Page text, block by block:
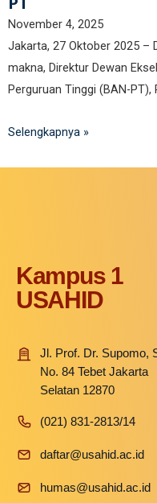
November 4, 2025
Jakarta, 27 Oktober 2025 –
makna, Direktur Dewan
Perguruan Tinggi (BAN-
Selengkapnya »
Kampus 1
USAHID
Jl. Prof. Dr. Supomo,
No. 84 Tebet Jakarta
Selatan 12870
(021) 831-2813/14
daftar@usahid.ac.id
humas@usahid.ac.id